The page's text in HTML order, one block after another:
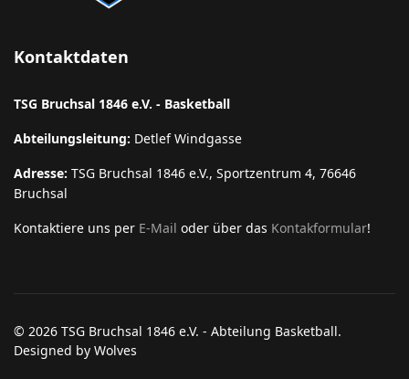
Kontaktdaten
TSG Bruchsal 1846 e.V. - Basketball
Abteilungsleitung: Detlef Windgasse
Adresse: TSG Bruchsal 1846 e.V., Sportzentrum 4, 76646
Bruchsal
Kontaktiere uns per E-Mail oder über das Kontakformular!
© 2026 TSG Bruchsal 1846 e.V. - Abteilung Basketball.
Designed by Wolves